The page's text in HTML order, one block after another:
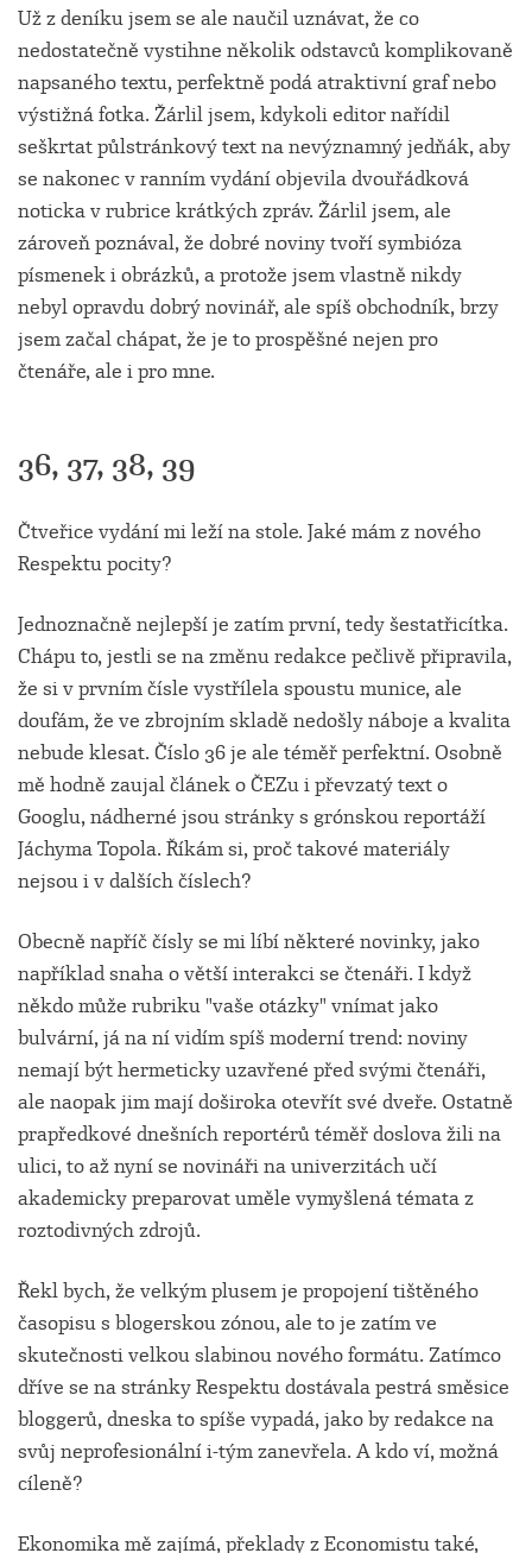
Už z deníku jsem se ale naučil uznávat, že co
nedostatečně vystihne několik odstavců komplikovaně
napsaného textu, perfektně podá atraktivní graf nebo
výstižná fotka. Žárlil jsem, kdykoli editor nařídil
seškrtat půlstránkový text na nevýznamný jedňák, aby
se nakonec v ranním vydání objevila dvouřádková
noticka v rubrice krátkých zpráv. Žárlil jsem, ale
zároveň poznával, že dobré noviny tvoří symbióza
písmenek i obrázků, a protože jsem vlastně nikdy
nebyl opravdu dobrý novinář, ale spíš obchodník, brzy
jsem začal chápat, že je to prospěšné nejen pro
čtenáře, ale i pro mne.
36, 37, 38, 39
Čtveřice vydání mi leží na stole. Jaké mám z nového
Respektu pocity?
Jednoznačně nejlepší je zatím první, tedy šestatřicítka.
Chápu to, jestli se na změnu redakce pečlivě připravila,
že si v prvním čísle vystřílela spoustu munice, ale
doufám, že ve zbrojním skladě nedošly náboje a kvalita
nebude klesat. Číslo 36 je ale téměř perfektní. Osobně
mě hodně zaujal článek o ČEZu i převzatý text o
Googlu, nádherné jsou stránky s grónskou reportáží
Jáchyma Topola. Říkám si, proč takové materiály
nejsou i v dalších číslech?
Obecně napříč čísly se mi líbí některé novinky, jako
například snaha o větší interakci se čtenáři. I když
někdo může rubriku "vaše otázky" vnímat jako
bulvární, já na ní vidím spíš moderní trend: noviny
nemají být hermeticky uzavřené před svými čtenáři,
ale naopak jim mají doširoka otevřít své dveře. Ostatně
prapředkové dnešních reportérů téměř doslova žili na
ulici, to až nyní se novináři na univerzitách učí
akademicky preparovat uměle vymyšlená témata z
roztodivných zdrojů.
Řekl bych, že velkým plusem je propojení tištěného
časopisu s blogerskou zónou, ale to je zatím ve
skutečnosti velkou slabinou nového formátu. Zatímco
dříve se na stránky Respektu dostávala pestrá směsice
bloggerů, dneska to spíše vypadá, jako by redakce na
svůj neprofesionální i-tým zanevřela. A kdo ví, možná
cíleně?
Ekonomika mě zajímá, překlady z Economistu také,